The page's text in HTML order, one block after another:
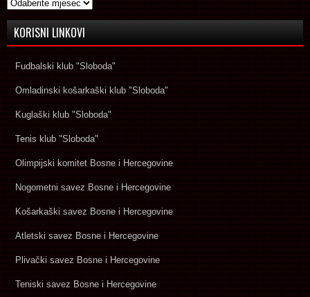
KORISNI LINKOVI
Fudbalski klub "Sloboda"
Omladinski košarkaški klub "Sloboda"
Kuglaški klub "Sloboda"
Tenis klub "Sloboda"
Olimpijski komitet Bosne i Hercegovine
Nogometni savez Bosne i Hercegovine
Košarkaški savez Bosne i Hercegovine
Atletski savez Bosne i Hercegovine
Plivački savez Bosne i Hercegovine
Teniski savez Bosne i Hercegovine